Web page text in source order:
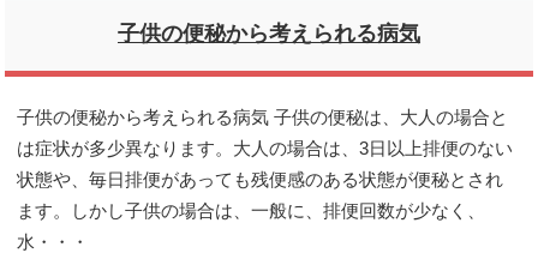
子供の便秘から考えられる病気
子供の便秘から考えられる病気 子供の便秘は、大人の場合と
は症状が多少異なります。大人の場合は、3日以上排便のない
状態や、毎日排便があっても残便感のある状態が便秘とされ
ます。しかし子供の場合は、一般に、排便回数が少なく、
水・・・